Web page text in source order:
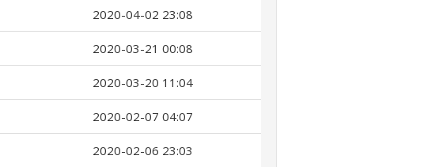
2020-04-02 23:08
2020-03-21 00:08
2020-03-20 11:04
2020-02-07 04:07
2020-02-06 23:03